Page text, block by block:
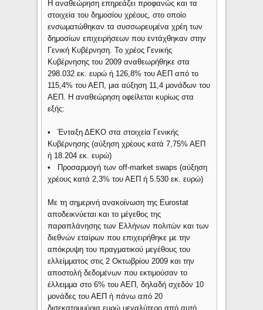
Η αναθεώρηση επηρεάζει προφανώς και τα
στοιχεία του δημοσίου χρέους, στο οποίο
ενσωματώθηκαν τα συσσωρευμένα χρέη των
δημοσίων επιχειρήσεων που εντάχθηκαν στην
Γενική Κυβέρνηση. Το χρέος Γενικής
Κυβέρνησης του 2009 αναθεωρήθηκε στα
298.032 εκ. ευρώ ή 126,8% του ΑΕΠ από το
115,4% του ΑΕΠ, μια αύξηση 11,4 μονάδων του
ΑΕΠ. Η αναθεώρηση οφείλεται κυρίως στα
εξής:
• Ένταξη ΔΕΚΟ στα στοιχεία Γενικής
Κυβέρνησης (αύξηση χρέους κατά 7,75% ΑΕΠ
ή 18.204 εκ. ευρώ)
• Προσαρμογή των off-market swaps (αύξηση
χρέους κατά 2,3% του ΑΕΠ ή 5.530 εκ. ευρώ)
Με τη σημερινή ανακοίνωση της Eurostat
αποδεικνύεται και το μέγεθος της
παραπλάνησης των Ελλήνων πολιτών και των
διεθνών εταίρων που επιχειρήθηκε με την
απόκρυψη του πραγματικού μεγέθους του
ελλείμματος στις 2 Οκτωβρίου 2009 και την
αποστολή δεδομένων που εκτιμούσαν το
έλλειμμα στο 6% του ΑΕΠ, δηλαδή σχεδόν 10
μονάδες του ΑΕΠ ή πάνω από 20
δισεκατομμύρια ευρώ μεγαλύτερο από αυτό